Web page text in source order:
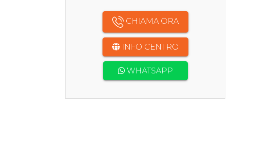
CHIAMA ORA
INFO CENTRO
WHATSAPP